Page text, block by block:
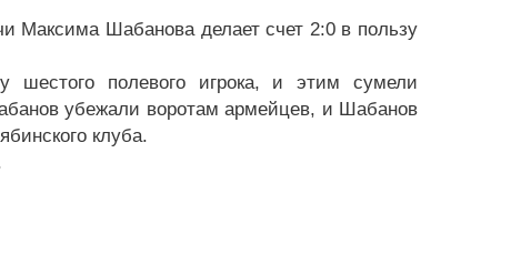
Максима Шабанова делает счет 2:0 в пользу
шестого полевого игрока, и этим сумели
убежали воротам армейцев, и Шабанов
клуба.